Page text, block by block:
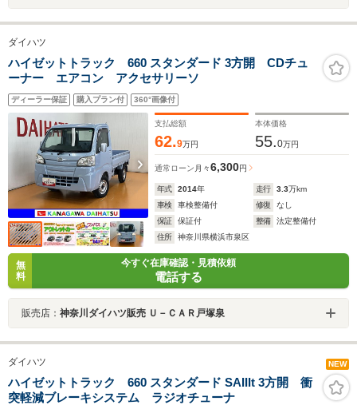
ダイハツ
ハイゼットトラック 660 スタンダード 3方開 CDチュ
ーナー エアコン アクセサリーソ
ディーラー保証 購入プラン付 360°画像付
支払総額
62.9万円
本体価格
55.0万円
通常ローン 月々6,300円
年式 2014年 走行 3.3万km
車検
車検整備付 修復
なし
保証
保証付 整備
法定整備付
住所
神奈川県横浜市泉区
無
料
今すぐ在庫確認・見積依頼
電話する
販売店： 神奈川ダイハツ販売 Ｕ－ＣＡＲ戸塚泉
ダイハツ NEW
ハイゼットトラック 660 スタンダード SAIIIt 3方開 衝
突軽減ブレーキシステム ラジオチューナ